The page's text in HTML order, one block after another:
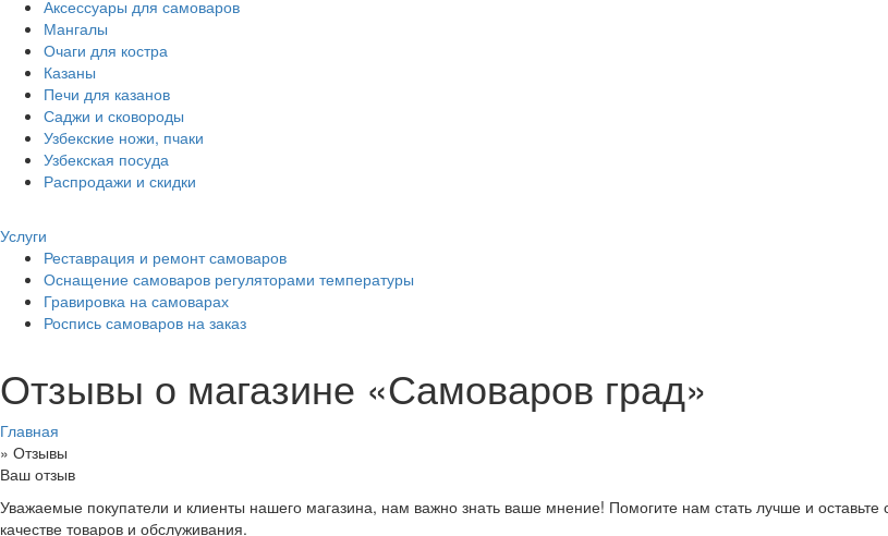
Аксессуары для самоваров
Мангалы
Очаги для костра
Казаны
Печи для казанов
Саджи и сковороды
Узбекские ножи, пчаки
Узбекская посуда
Распродажи и скидки
Услуги
Реставрация и ремонт самоваров
Оснащение самоваров регуляторами температуры
Гравировка на самоварах
Роспись самоваров на заказ
Отзывы о магазине «Самоваров град»
Главная
» Отзывы
Ваш отзыв
Уважаемые покупатели и клиенты нашего магазина, нам важно знать ваше мнение! Помогите нам стать лучше и оставьте
качестве товаров и обслуживания.